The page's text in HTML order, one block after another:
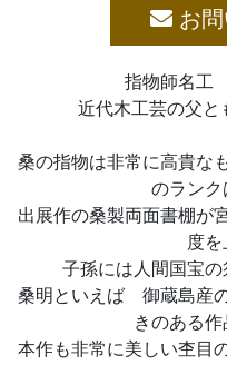
お
指物師名工
近代木工芸の父
桑の指物は非常に高貴
のラン
出展作の桑製両面書棚
度を
子孫には人間国宝
桑明といえば 御蔵島産
きのある
本作も非常に美しい杢